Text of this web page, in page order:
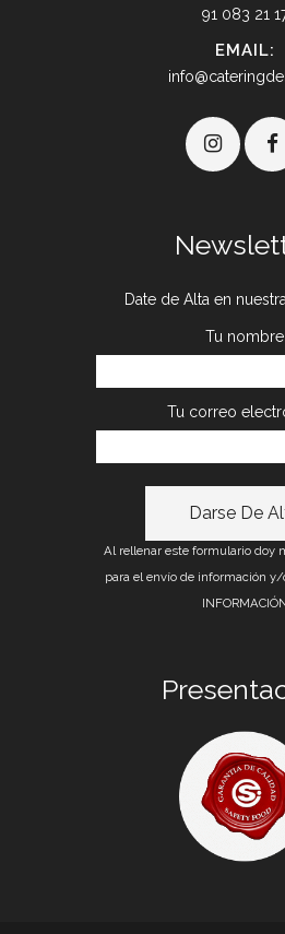
91 083 21
EMAIL:
Date de Alta en
Tu nombre
Tu correo
Al rellenar este formulario doy
para el envío de información